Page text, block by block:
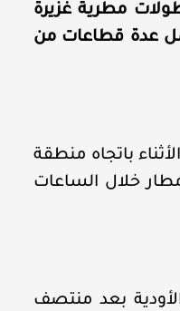
مطرية غزيرة
عدة قطاعات من
باتجاه منطقة
خلال الساعات
بعد منتصف